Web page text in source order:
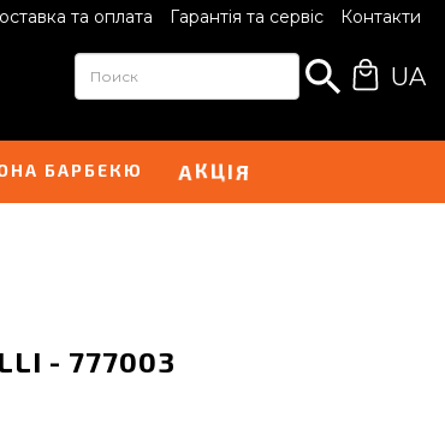
та оплата Гарантія та сервіс Контакти
UA
БАРБЕКЮ АКЦІЯ
- 777003